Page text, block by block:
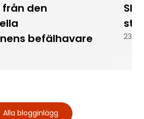
från den
befälhavare
23
Alla blogginlägg